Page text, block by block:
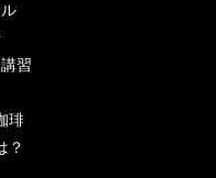
習
琲
？